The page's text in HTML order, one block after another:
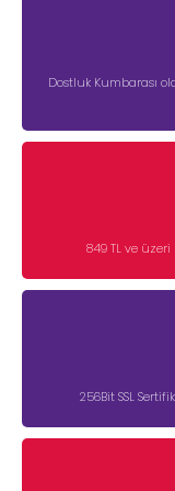
Dostluk Kumbarası
849 TL ve
256Bit SSL